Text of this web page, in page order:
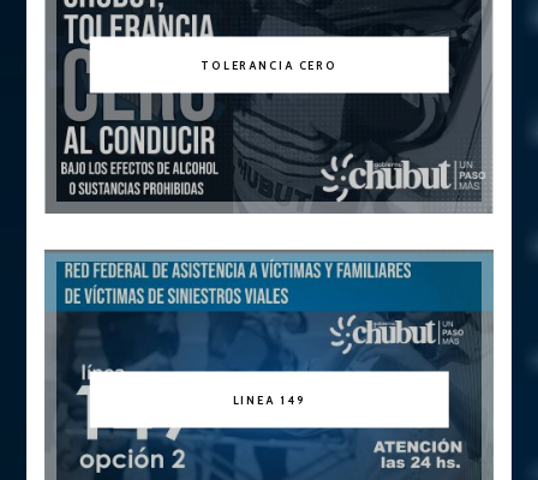
TOLERANCIA CERO
LINEA 149